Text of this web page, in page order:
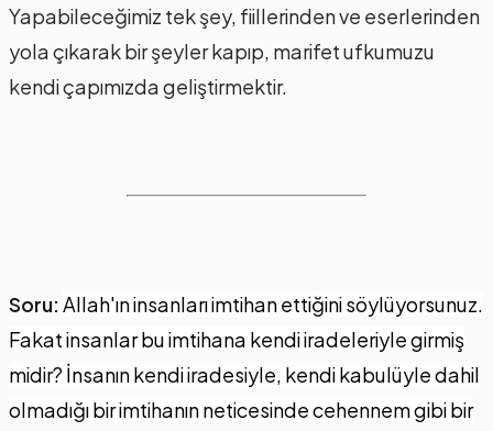
Yapabileceğimiz tek şey, fiillerinden ve eserlerinden
yola çıkarak bir şeyler kapıp, marifet ufkumuzu
kendi çapımızda geliştirmektir.
Soru:Allah'ın insanları imtihan ettiğini söylüyorsunuz.
Fakat insanlar bu imtihana kendi iradeleriyle girmiş
midir? İnsanın kendi iradesiyle, kendi kabulüyle dahil
olmadığı bir imtihanın neticesinde cehennem gibi bir